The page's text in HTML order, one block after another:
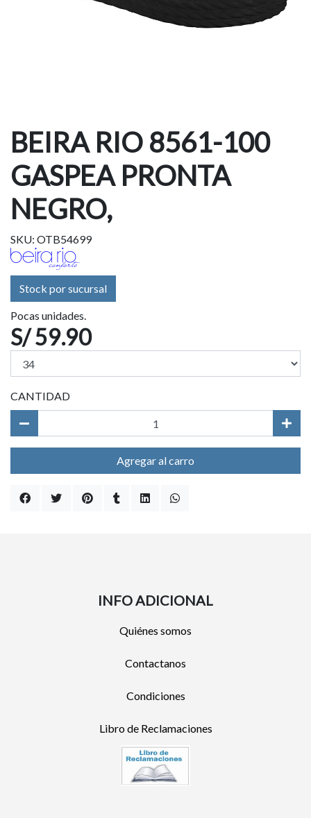
BEIRA RIO 8561-100
GASPEA PRONTA
NEGRO,
SKU: OTB54699
Stock por sucursal
Pocas unidades.
S/ 59.90
CANTIDAD
Agregar al carro
INFO ADICIONAL
Quiénes somos
Contactanos
Condiciones
Libro de Reclamaciones